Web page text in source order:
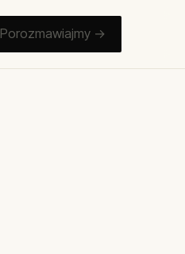
Porozmawiajmy →